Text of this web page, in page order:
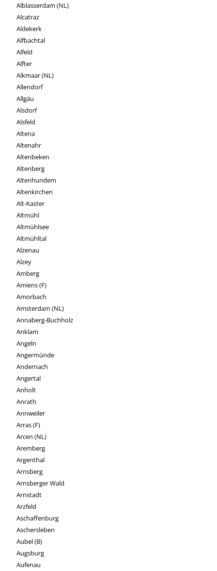
Alblasserdam (NL)
Alcatraz
Aldekerk
Alfbachtal
Alfeld
Alfter
Alkmaar (NL)
Allendorf
Allgäu
Alsdorf
Alsfeld
Altena
Altenahr
Altenbeken
Altenberg
Altenhundem
Altenkirchen
Alt-Kaster
Altmühl
Altmühlsee
Altmühltal
Alzenau
Alzey
Amberg
Amiens (F)
Amorbach
Amsterdam (NL)
Annaberg-Buchholz
Anklam
Angeln
Angermünde
Andernach
Angertal
Anholt
Anrath
Annweiler
Arras (F)
Arcen (NL)
Aremberg
Argenthal
Arnsberg
Arnsberger Wald
Arnstadt
Arzfeld
Aschaffenburg
Aschersleben
Aubel (B)
Augsburg
Aufenau